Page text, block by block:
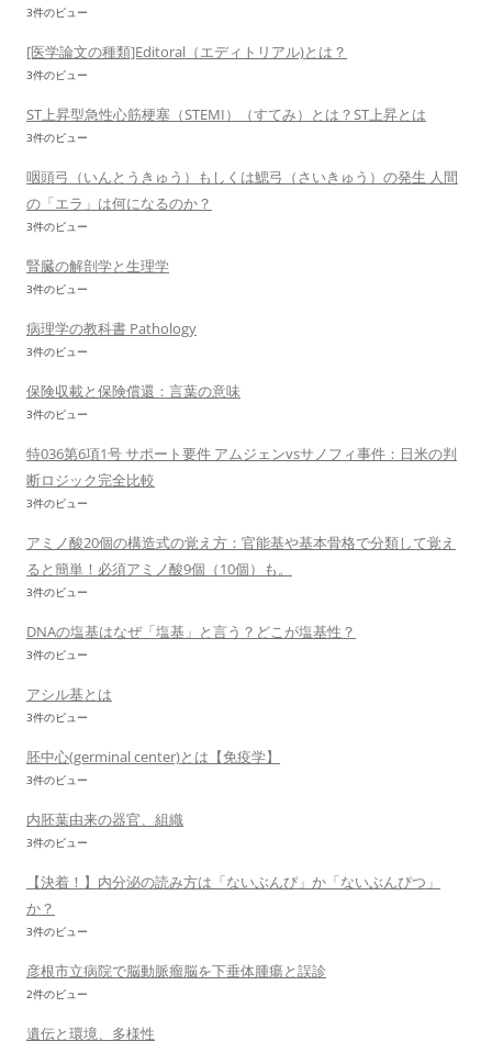
3件のビュー
[医学論文の種類]Editoral（エディトリアル)とは？
3件のビュー
ST上昇型急性心筋梗塞（STEMI）（すてみ）とは？ST上昇とは
3件のビュー
咽頭弓（いんとうきゅう）もしくは鰓弓（さいきゅう）の発生 人間
の「エラ」は何になるのか？
3件のビュー
腎臓の解剖学と生理学
3件のビュー
病理学の教科書 Pathology
3件のビュー
保険収載と保険償還：言葉の意味
3件のビュー
特036第6項1号 サポート要件 アムジェンvsサノフィ事件：日米の判
断ロジック完全比較
3件のビュー
アミノ酸20個の構造式の覚え方：官能基や基本骨格で分類して覚え
ると簡単！必須アミノ酸9個（10個）も。
3件のビュー
DNAの塩基はなぜ「塩基」と言う？どこが塩基性？
3件のビュー
アシル基とは
3件のビュー
胚中心(germinal center)とは【免疫学】
3件のビュー
内胚葉由来の器官、組織
3件のビュー
【決着！】内分泌の読み方は「ないぶんぴ」か「ないぶんぴつ」
か？
3件のビュー
彦根市立病院で脳動脈瘤脳を下垂体腫瘍と誤診
2件のビュー
遺伝と環境、多様性